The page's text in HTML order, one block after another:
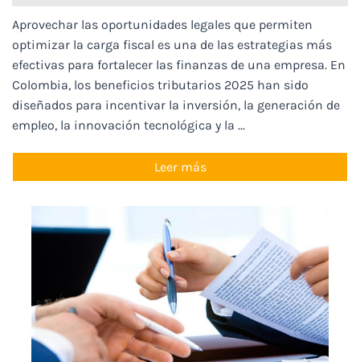
Aprovechar las oportunidades legales que permiten
optimizar la carga fiscal es una de las estrategias más
efectivas para fortalecer las finanzas de una empresa. En
Colombia, los beneficios tributarios 2025 han sido
diseñados para incentivar la inversión, la generación de
empleo, la innovación tecnológica y la ...
Leer más